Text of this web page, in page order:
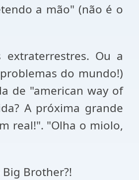
a mão" (não é o
Ou a
do mundo!)
de "american way of
A próxima grande
real!". "Olha o miolo,
Brother?!